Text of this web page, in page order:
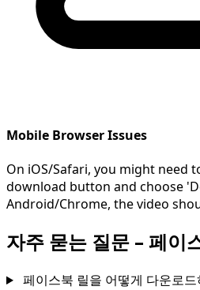
Mobile Browser Issues
On iOS/Safari, you might need
download button and choose
Android/Chrome, the video
자주 묻는 질문 – 페이
페이스북 릴을 어떻게 다운로드